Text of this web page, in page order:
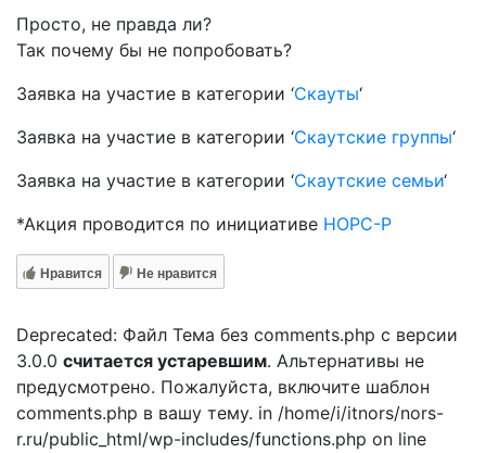
Просто, не правда ли?
Так почему бы не попробовать?
Заявка на участие в категории ‘Скауты‘
Заявка на участие в категории ‘Скаутские группы‘
Заявка на участие в категории ‘Скаутские семьи‘
*Акция проводится по инициативе НОРС-Р
Нравится Не нравится
Deprecated: Файл Тема без comments.php с версии
3.0.0 считается устаревшим. Альтернативы не
предусмотрено. Пожалуйста, включите шаблон
comments.php в вашу тему. in /home/i/itnors/nors-
r.ru/public_html/wp-includes/functions.php on line